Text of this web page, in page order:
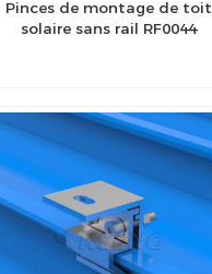
Pinces de montage de toit
solaire sans rail RF0044